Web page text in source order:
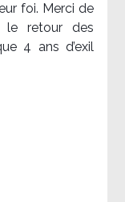
foi. Merci de
le retour des
4 ans d’exil